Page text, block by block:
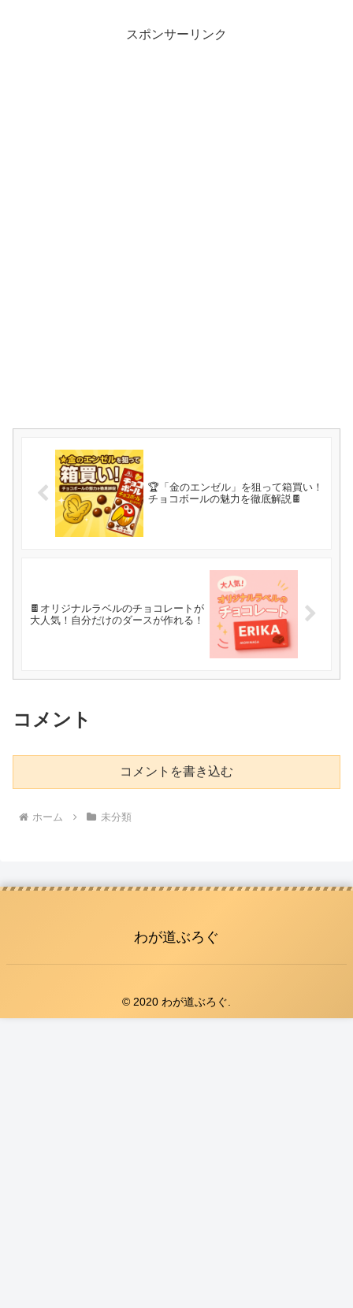
スポンサーリンク
🏆「金のエンゼル」を狙って箱買い！
チョコボールの魅力を徹底解説🍫
🍫オリジナルラベルのチョコレートが
大人気！自分だけのダースが作れる！
コメント
コメントを書き込む
ホーム 未分類
わが道ぶろぐ
© 2020 わが道ぶろぐ.